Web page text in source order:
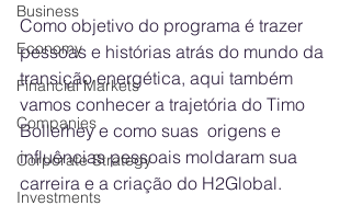
Business
Economy
Financial Markets
Companies
Corporate Strategy
Investments
Como objetivo do programa é trazer
pessoas e histórias atrás do mundo da
transição energética, aqui também
vamos conhecer a trajetória do Timo
Bollerhey e como suas  origens e
influências pessoais moldaram sua
carreira e a criação do H2Global.